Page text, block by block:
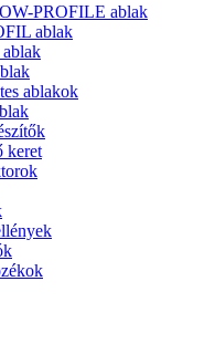
PROFILE ablak
ablak
ablakok
keret